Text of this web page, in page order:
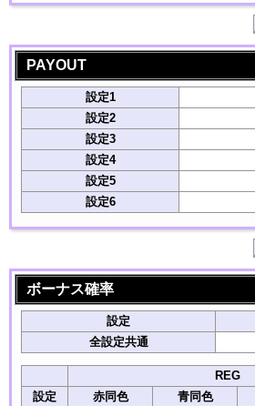
PAYOUT
設定1
設定2
設定3
設定4
設定5
設定6
ボーナス確率
設定
全設定共通
REG
設定
赤同色 青同色